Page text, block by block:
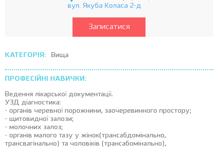
вул. Якуба Коласа 2-д
Записатися
КАТЕГОРІЯ: Вища
ПРОФЕСІЙНІ НАВИЧКИ:
Ведення лікарської документації.
УЗД діагностика:
- органів черевної порожнини, заочеревинного простору;
- щитовидної залози;
- молочних залоз;
- органів малого тазу у жінок(трансабдомінально,
трансвагінально) та чоловіків (трансабомінально),